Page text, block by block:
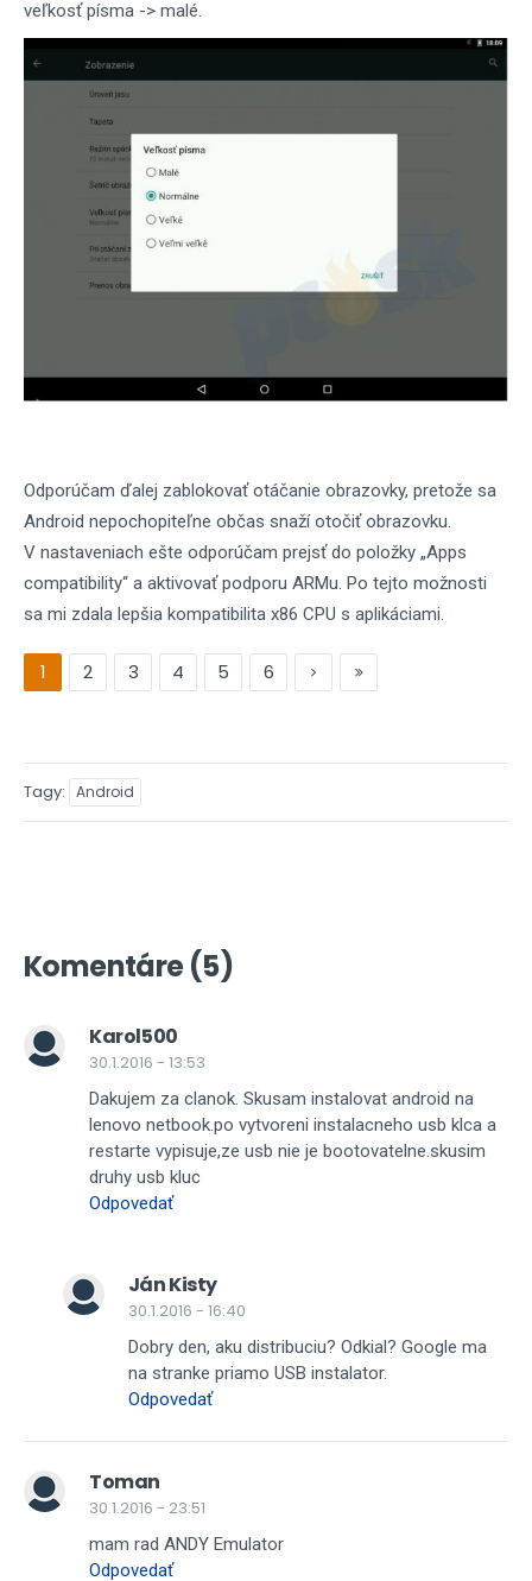
veľkosť písma -> malé.
Odporúčam ďalej zablokovať otáčanie obrazovky, pretože sa
Android nepochopiteľne občas snaží otočiť obrazovku.
V nastaveniach ešte odporúčam prejsť do položky „Apps
compatibility“ a aktivovať podporu ARMu. Po tejto možnosti
sa mi zdala lepšia kompatibilita x86 CPU s aplikáciami.
1 2 3 4 5 6
Tagy Android
Komentáre (5)
Karol500
30.1.2016 - 13:53
Dakujem za clanok. Skusam instalovat android na
lenovo netbook.po vytvoreni instalacneho usb klca a
restarte vypisuje,ze usb nie je bootovatelne.skusim
druhy usb kluc
Odpovedať
Ján Kisty
30.1.2016 - 16:40
Dobry den, aku distribuciu? Odkial? Google ma
na stranke priamo USB instalator.
Odpovedať
Toman
30.1.2016 - 23:51
mam rad ANDY Emulator
Odpovedať